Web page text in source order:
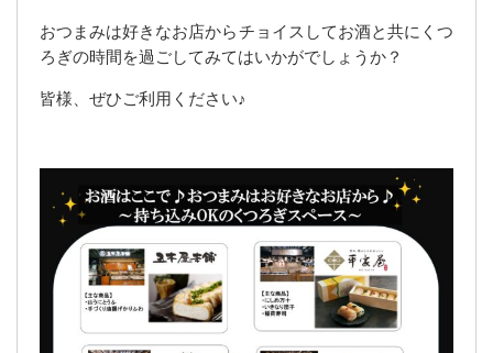
おつまみは好きなお店からチョイスしてお酒と共にくつ
ろぎの時間を過ごしてみてはいかがでしょうか？
皆様、ぜひご利用ください♪